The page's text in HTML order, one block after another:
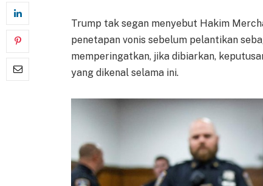
Trump tak segan menyebut Hakim
penetapan vonis sebelum pelantikan
memperingatkan, jika dibiarkan,
yang dikenal selama ini.